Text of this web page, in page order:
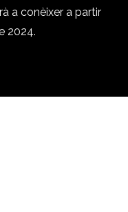
a conèixer a partir
2024.